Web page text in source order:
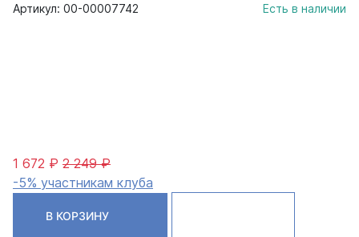
Артикул: 00-00007742 Есть в наличии
1 672 ₽ 2 249 ₽
-5% участникам клуба
В КОРЗИНУ